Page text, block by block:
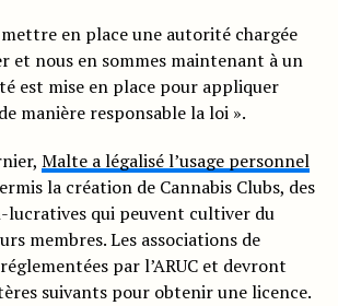
en place une autorité chargée
et nous en sommes maintenant à un
est mise en place pour appliquer
manière responsable la loi ».
Malte a légalisé l’usage personnel
la création de Cannabis Clubs, des
lucratives qui peuvent cultiver du
membres. Les associations de
par l’ARUC et devront
suivants pour obtenir une licence.